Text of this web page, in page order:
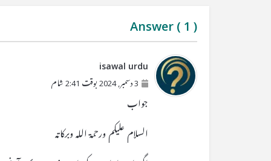
Answer ( 1 )
isawal urdu
3 دسمبر, 2024 بوقت 2:41 شام
جواب
السلام علیکم ورحمۃ اللہ وبرکاتہ